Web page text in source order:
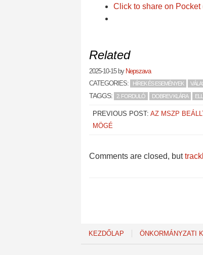
Click to share on
Related
2025-10-15by Nepszava
CATEGORIES:
HÍREK ÉS ESEMÉNYEK
TAGGS: 2. FORDULÓ DOBREV KLÁRA
PREVIOUS POST: AZ MSZP
MÖGÉ
Comments are closed, but
KEZDŐLAP ÖNKORMÁNYZATI